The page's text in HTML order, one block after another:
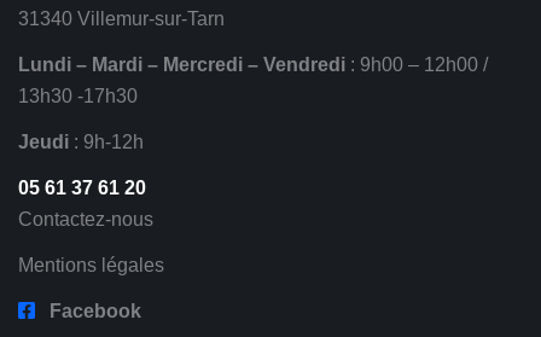
31340 Villemur-sur-Tarn
Lundi – Mardi – Mercredi – Vendredi : 9h00 – 12h00 /
13h30 -17h30
Jeudi : 9h-12h
05 61 37 61 20
Contactez-nous
Mentions légales
Facebook